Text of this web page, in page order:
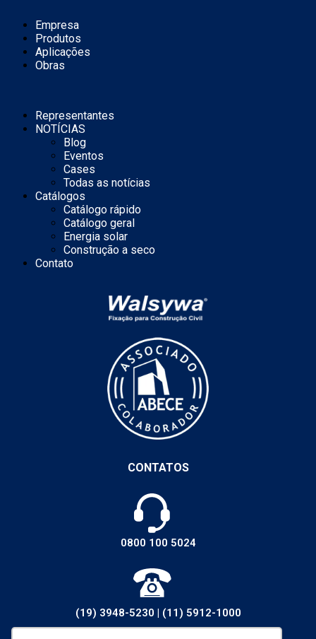
Empresa
Produtos
Aplicações
Obras
Representantes
NOTÍCIAS
Blog
Eventos
Cases
Todas as notícias
Catálogos
Catálogo rápido
Catálogo geral
Energia solar
Construção a seco
Contato
CONTATOS
0800 100 5024
(19) 3948-5230 (11) 5912-1000